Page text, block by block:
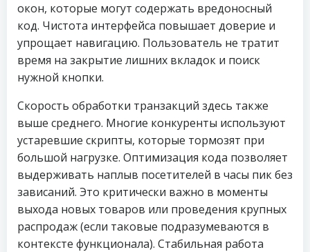
окон, которые могут содержать вредоносный
код. Чистота интерфейса повышает доверие и
упрощает навигацию. Пользователь не тратит
время на закрытие лишних вкладок и поиск
нужной кнопки.
Скорость обработки транзакций здесь также
выше среднего. Многие конкуренты используют
устаревшие скрипты, которые тормозят при
большой нагрузке. Оптимизация кода позволяет
выдерживать наплыв посетителей в часы пик без
зависаний. Это критически важно в моменты
выхода новых товаров или проведения крупных
распродаж (если таковые подразумеваются в
контексте функционала). Стабильная работа